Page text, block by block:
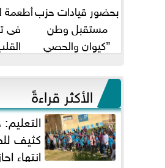
بحضور قيادات حزب
مستقبل وطن
”كيوان والحصي
وعيسي” أمانه كفر...
أطعمة
فى
الأكثر قراءةً
كثيف
انتهاء